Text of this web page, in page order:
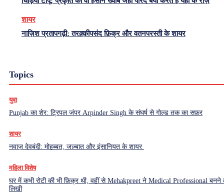
शायर
नाज़िश प्रतापगढ़ी: तरक़्क़ीपसंद फ़िक्र और वतनपरस्ती के शायर
Topics
युवा
Punjab का शेर: ट्रिपल जंपर Arpinder Singh के संघर्ष से गोल्ड तक का सफ़र
शायर
नवाज़ देवबंदी: मोहब्बत, जज़्बात और इंसानियत के शायर
महिला विशेष
घर में कभी रोटी की भी फ़िक्र थी, वहीं से Mehakpreet ने Medical Professional बनने
लिखी